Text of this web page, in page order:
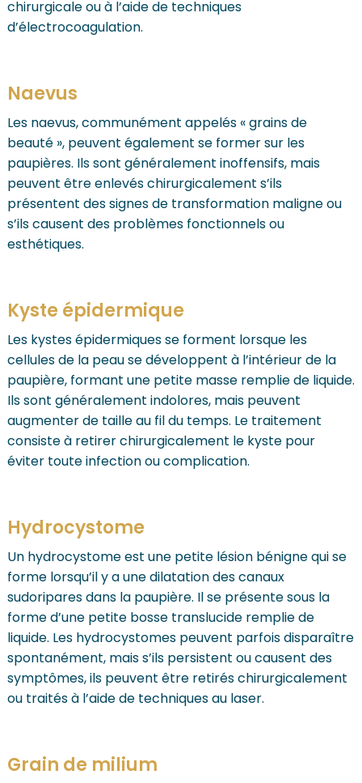
chirurgicale ou à l’aide de techniques
d’électrocoagulation.
Naevus
Les naevus, communément appelés « grains de
beauté », peuvent également se former sur les
paupières. Ils sont généralement inoffensifs, mais
peuvent être enlevés chirurgicalement s’ils
présentent des signes de transformation maligne ou
s’ils causent des problèmes fonctionnels ou
esthétiques.
Kyste épidermique
Les kystes épidermiques se forment lorsque les
cellules de la peau se développent à l’intérieur de la
paupière, formant une petite masse remplie de liquide.
Ils sont généralement indolores, mais peuvent
augmenter de taille au fil du temps. Le traitement
consiste à retirer chirurgicalement le kyste pour
éviter toute infection ou complication.
Hydrocystome
Un hydrocystome est une petite lésion bénigne qui se
forme lorsqu’il y a une dilatation des canaux
sudoripares dans la paupière. Il se présente sous la
forme d’une petite bosse translucide remplie de
liquide. Les hydrocystomes peuvent parfois disparaître
spontanément, mais s’ils persistent ou causent des
symptômes, ils peuvent être retirés chirurgicalement
ou traités à l’aide de techniques au laser.
Grain de milium